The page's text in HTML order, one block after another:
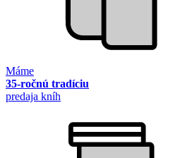
Máme
35-ročnú tradíciu
predaja kníh